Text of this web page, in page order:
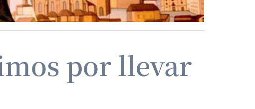
por llevar